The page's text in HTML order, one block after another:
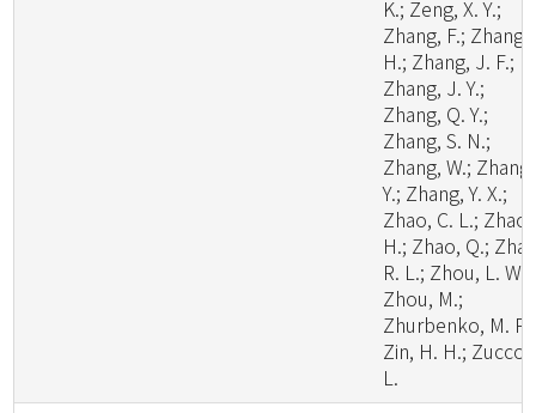
K.; Zeng, X. Y.;
Zhang, F.; Zhang,
H.; Zhang, J. F.;
Zhang, J. Y.;
Zhang, Q. Y.;
Zhang, S. N.;
Zhang, W.; Zhang,
Y.; Zhang, Y. X.;
Zhao, C. L.; Zhao,
H.; Zhao, Q.;
R. L.; Zhou, L. W.;
Zhou, M.;
Zhurbenko, M. P.;
Zin, H. H.;
L.